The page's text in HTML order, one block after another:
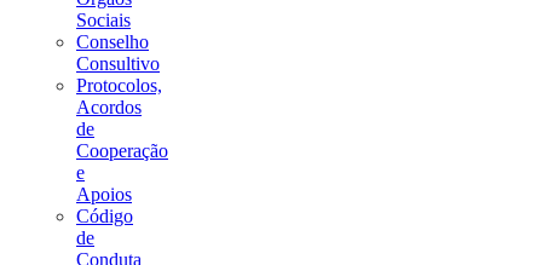
Sociais
Conselho
Consultivo
Protocolos,
Acordos
de
Cooperação
e
Apoios
Código
de
Conduta